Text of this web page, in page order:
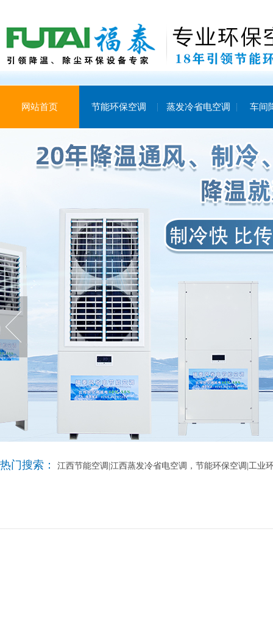
网站首页 节能环保空调 蒸发冷省电空调 车间
热门搜索： 江西节能空调|江西蒸发冷省电空调，节能环保空调|工业